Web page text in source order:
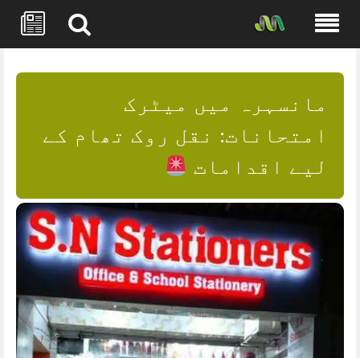
content
مانسہرہ میں میٹرک
امتحانات: نقل روک تھام کے
لیے اقدامات